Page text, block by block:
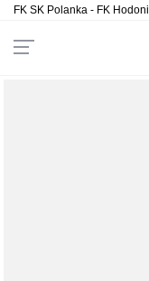
FK SK Polanka - FK